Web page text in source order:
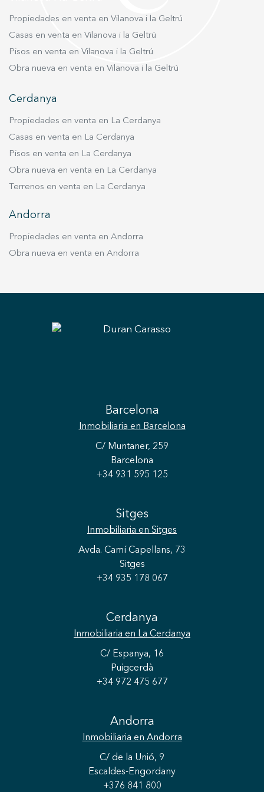
privilegiada, esta promoción ofrece un
excelente potencial de revalorización e inversión
en uno de los mercados inmobiliarios más
sólidos y demandados de la ciudad.
promoción, memoria de calidades, planos,
Estaremos encantados de recibirte en nuestras
oficinas para presentarte el proyecto con todo
detalle y organizar una visita privada a la obra.
Vive donde mereces vivir.
Propiedades en venta en Vilanova i la Geltrú
Casas en venta en Vilanova i la Geltrú
Pisos en venta en Vilanova i la Geltrú
Obra nueva en venta en Vilanova i la Geltrú
Cerdanya
Propiedades en venta en La Cerdanya
Casas en venta en La Cerdanya
Pisos en venta en La Cerdanya
Obra nueva en venta en La Cerdanya
Terrenos en venta en La Cerdanya
Andorra
Propiedades en venta en Andorra
Obra nueva en venta en Andorra
Barcelona
Inmobiliaria en Barcelona
C/ Muntaner, 259
Barcelona
+34 931 595 125
Sitges
Inmobiliaria en Sitges
Avda. Camí Capellans, 73
Sitges
+34 935 178 067
Cerdanya
Inmobiliaria en La Cerdanya
C/ Espanya, 16
Puigcerdà
+34 972 475 677
Andorra
Inmobiliaria en Andorra
C/ de la Unió, 9
Escaldes-Engordany
+376 841 800
Guardar configuración Aceptar todas